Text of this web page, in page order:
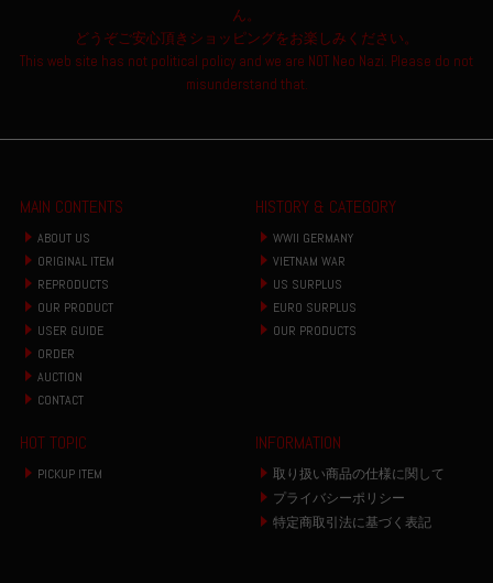
ん。
どうぞご安心頂きショッピングをお楽しみください。
This web site has not political policy and we are NOT Neo Nazi. Please do not
misunderstand that.
MAIN CONTENTS
ABOUT US
ORIGINAL ITEM
REPRODUCTS
OUR PRODUCT
USER GUIDE
ORDER
AUCTION
CONTACT
HISTORY & CATEGORY
WWII GERMANY
VIETNAM WAR
US SURPLUS
EURO SURPLUS
OUR PRODUCTS
HOT TOPIC
PICKUP ITEM
INFORMATION
取り扱い商品の仕様に関して
プライバシーポリシー
特定商取引法に基づく表記